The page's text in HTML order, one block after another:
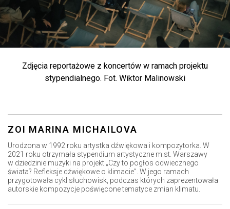
Zdjęcia reportażowe z koncertów w ramach projektu
stypendialnego. Fot. Wiktor Malinowski
ZOI MARINA MICHAILOVA
Urodzona w 1992 roku artystka dźwiękowa i kompozytorka. W
2021 roku otrzymała stypendium artystyczne m.st. Warszawy
w dziedzinie muzyki na projekt „Czy to pogłos odwiecznego
świata? Refleksje dźwiękowe o klimacie”. W jego ramach
przygotowała cykl słuchowisk, podczas których zaprezentowała
autorskie kompozycje poświęcone tematyce zmian klimatu.